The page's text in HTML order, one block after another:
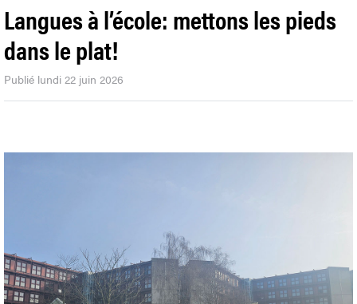
Langues à l’école: mettons les pieds
dans le plat!
Publié lundi 22 juin 2026